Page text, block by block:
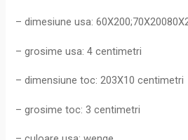
– dimesiune usa:
– grosime usa: 4 centimetri
– dimensiune toc: 203X10 centimetri
– grosime toc: 3 centimetri